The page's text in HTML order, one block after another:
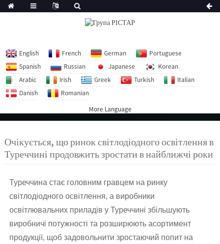
English French German
Portuguese
Spanish
Russian Japanese
Korean
Arabic
Irish Greek Turkish
Italian
Danish
Romanian
More Language
Очікується, що ринок світлодіодного освітлення в
Туреччині продовжить зростати в найближчі роки
Туреччина стає головним гравцем на ринку
світлодіодного освітлення, а виробники
освітлювальних приладів у Туреччині збільшують
виробничі потужності та розширюють асортимент
продукції, щоб задовольнити зростаючий попит на